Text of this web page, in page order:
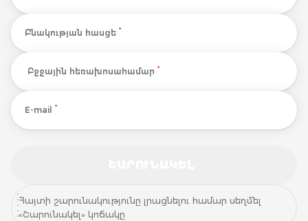
Բնակության հասցե *
Բջջային հեռախոսահամար *
E-mail *
Հայտի շարունակությունը լրացնելու համար սեղմել
«Շարունակել» կոճակը